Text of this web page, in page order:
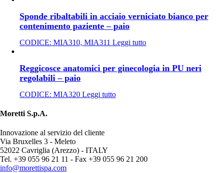
Sponde ribaltabili in acciaio verniciato bianco per
contenimento paziente – paio
CODICE: MIA310, MIA311 Leggi tutto
Reggicosce anatomici per ginecologia in PU neri
regolabili – paio
CODICE: MIA320 Leggi tutto
Moretti S.p.A.
Innovazione al servizio del cliente
Via Bruxelles 3 - Meleto
52022 Cavriglia (Arezzo) - ITALY
Tel. +39 055 96 21 11 - Fax +39 055 96 21 200
info@morettispa.com